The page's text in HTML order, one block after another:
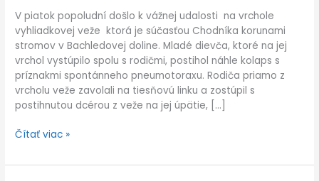
V piatok popoludní došlo k vážnej udalosti na vrchole
vyhliadkovej veže ktorá je súčasťou Chodníka korunami
stromov v Bachledovej doline. Mladé dievča, ktoré na jej
vrchol vystúpilo spolu s rodičmi, postihol náhle kolaps s
príznakmi spontánneho pneumotoraxu. Rodiča priamo z
vrcholu veže zavolali na tiesňovú linku a zostúpil s
postihnutou dcérou z veže na jej úpätie, […]
Čítať viac »